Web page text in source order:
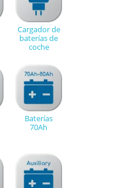
Cargador de
baterías de
coche
Baterías
70Ah